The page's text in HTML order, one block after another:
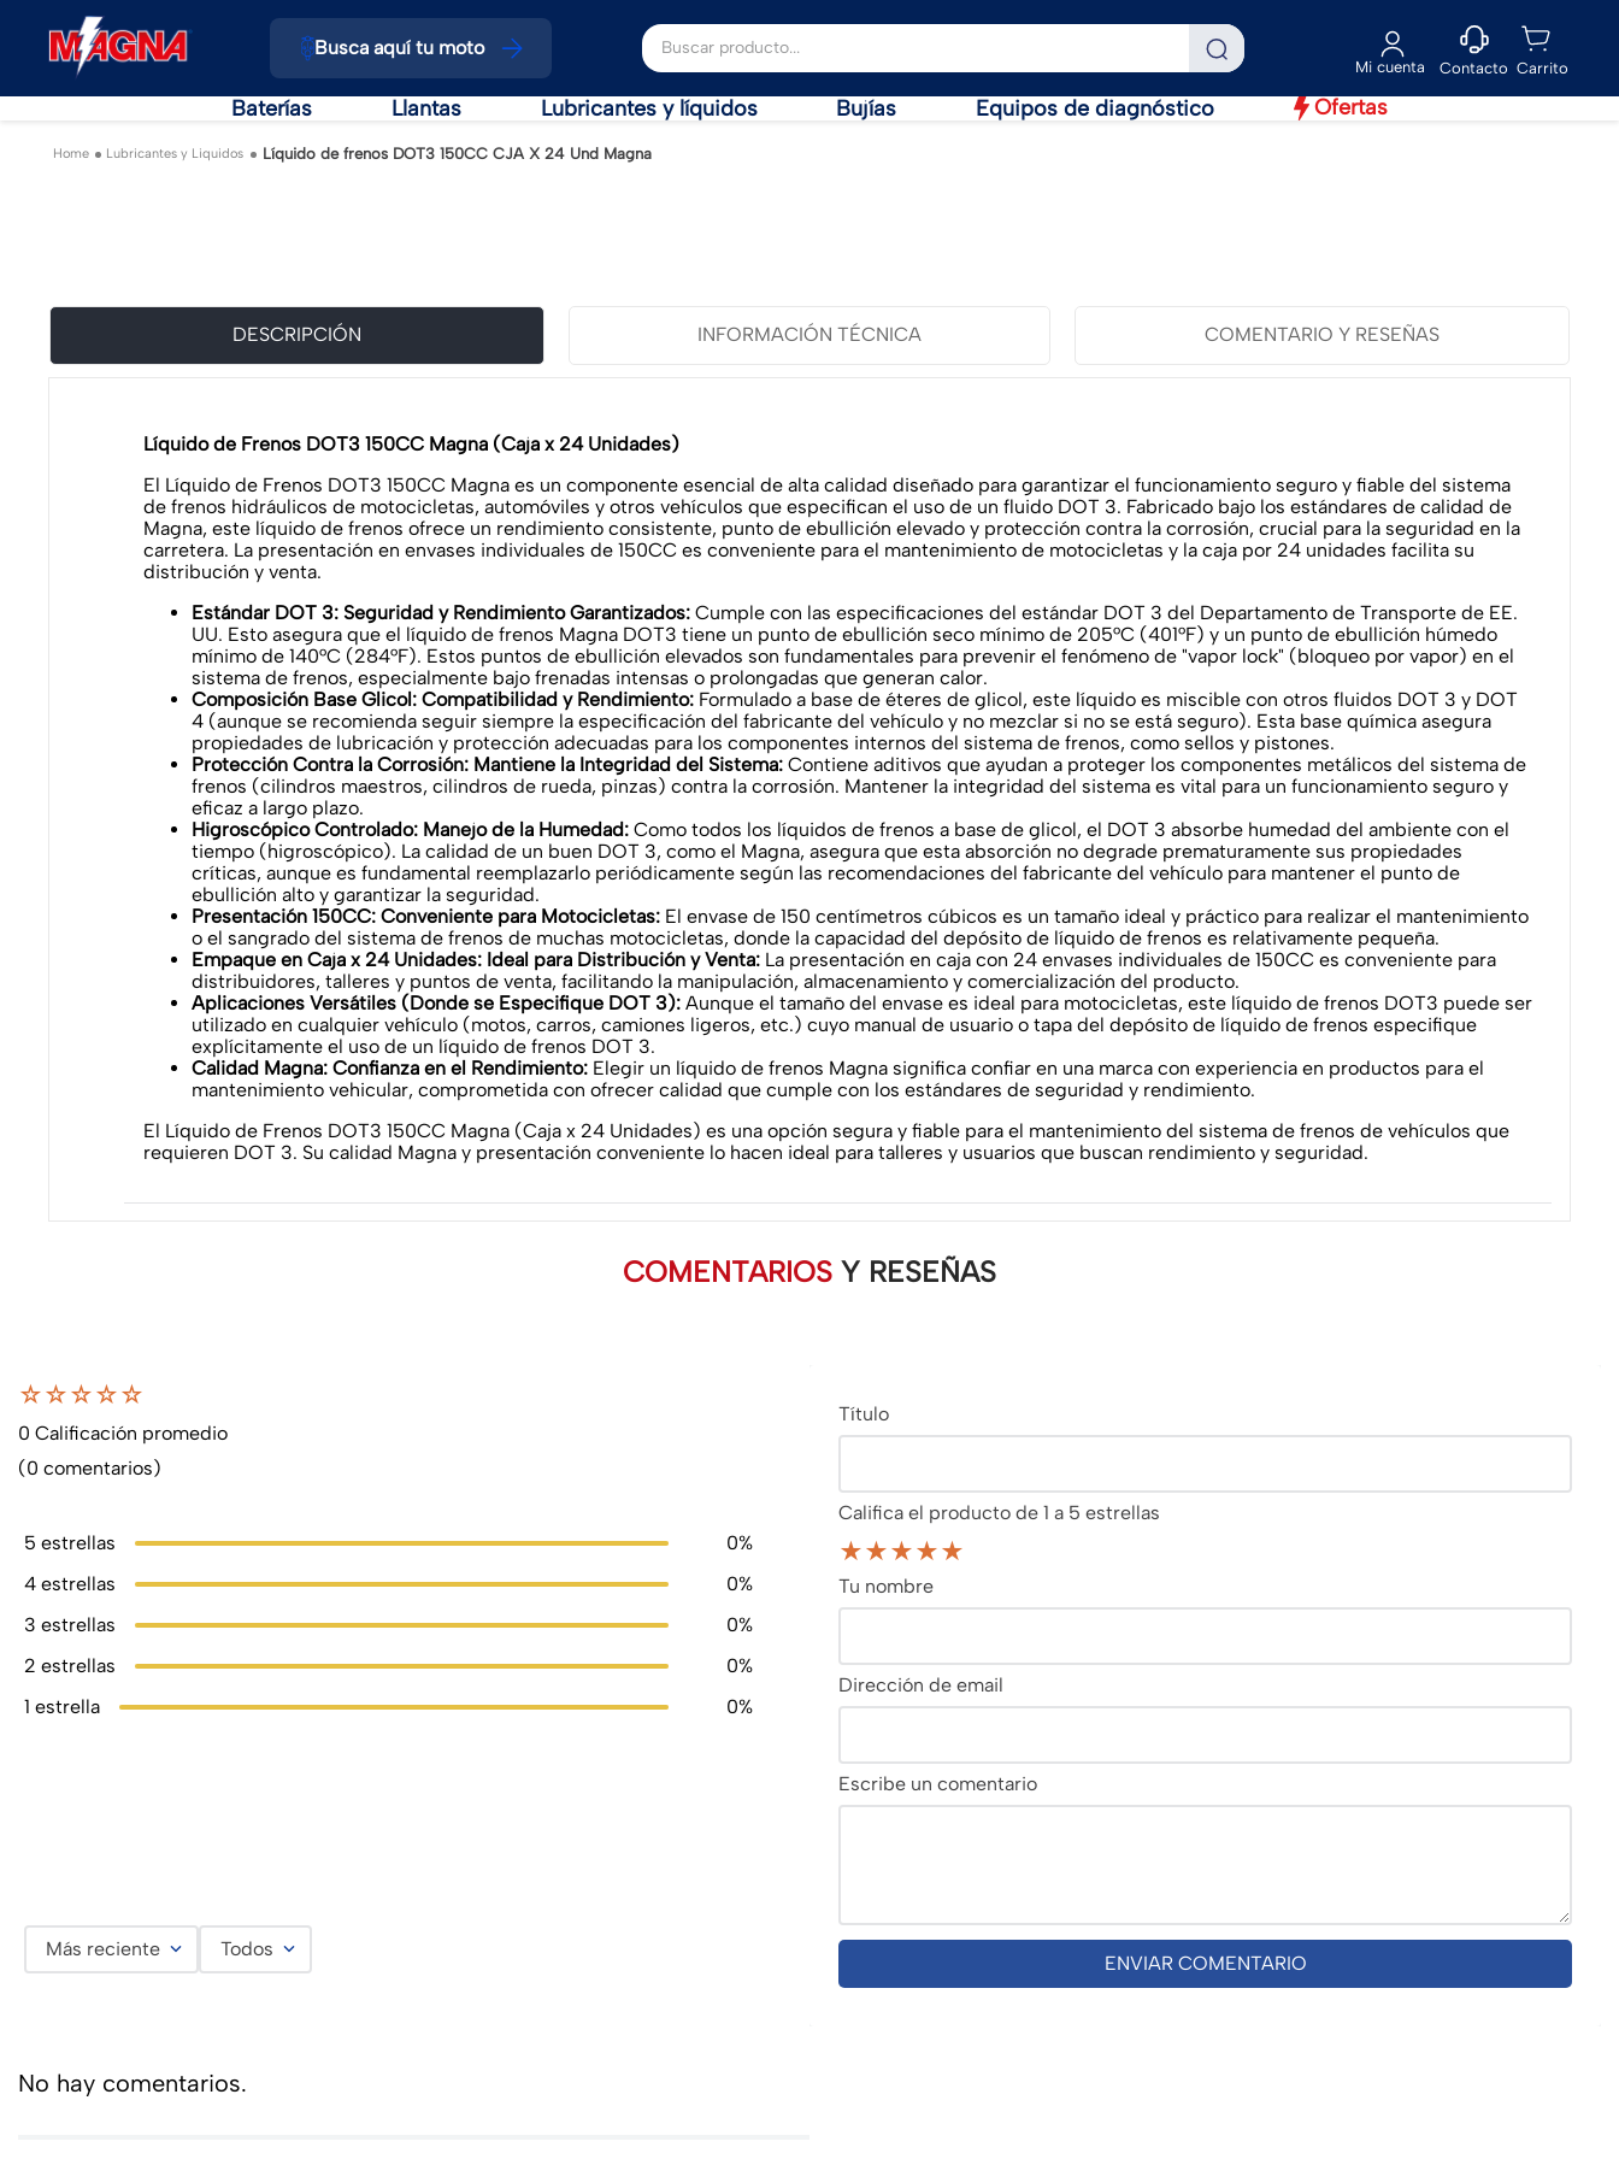
Busca aquí tu moto
Buscar producto...
Contacto
Baterías Llantas Lubricantes y líquidos Bujías Equipos de diagnóstico Ofertas
Lubricantes y Liquidos Líquido de frenos DOT3 150CC CJA X 24 Und Magna
DESCRIPCIÓN INFORMACIÓN TÉCNICA COMENTARIO Y RESEÑAS
Líquido de Frenos DOT3 150CC Magna (Caja x 24 Unidades)
El Líquido de Frenos DOT3 150CC Magna es un componente esencial de alta calidad diseñado para garantizar el funcionamiento seguro y fiable del sistema
de frenos hidráulicos de motocicletas, automóviles y otros vehículos que especifican el uso de un fluido DOT 3. Fabricado bajo los estándares de calidad de
Magna, este líquido de frenos ofrece un rendimiento consistente, punto de ebullición elevado y protección contra la corrosión, crucial para la seguridad en la
carretera. La presentación en envases individuales de 150CC es conveniente para el mantenimiento de motocicletas y la caja por 24 unidades facilita su
distribución y venta.
Estándar DOT 3: Seguridad y Rendimiento Garantizados: Cumple con las especificaciones del estándar DOT 3 del Departamento de Transporte de EE.
UU. Esto asegura que el líquido de frenos Magna DOT3 tiene un punto de ebullición seco mínimo de 205°C (401°F) y un punto de ebullición húmedo
mínimo de 140°C (284°F). Estos puntos de ebullición elevados son fundamentales para prevenir el fenómeno de "vapor lock" (bloqueo por vapor) en el
sistema de frenos, especialmente bajo frenadas intensas o prolongadas que generan calor.
Composición Base Glicol: Compatibilidad y Rendimiento: Formulado a base de éteres de glicol, este líquido es miscible con otros fluidos DOT 3 y DOT
4 (aunque se recomienda seguir siempre la especificación del fabricante del vehículo y no mezclar si no se está seguro). Esta base química asegura
propiedades de lubricación y protección adecuadas para los componentes internos del sistema de frenos, como sellos y pistones.
Protección Contra la Corrosión: Mantiene la Integridad del Sistema: Contiene aditivos que ayudan a proteger los componentes metálicos del sistema de
frenos (cilindros maestros, cilindros de rueda, pinzas) contra la corrosión. Mantener la integridad del sistema es vital para un funcionamiento seguro y
eficaz a largo plazo.
Higroscópico Controlado: Manejo de la Humedad: Como todos los líquidos de frenos a base de glicol, el DOT 3 absorbe humedad del ambiente con el
tiempo (higroscópico). La calidad de un buen DOT 3, como el Magna, asegura que esta absorción no degrade prematuramente sus propiedades
críticas, aunque es fundamental reemplazarlo periódicamente según las recomendaciones del fabricante del vehículo para mantener el punto de
ebullición alto y garantizar la seguridad.
Presentación 150CC: Conveniente para Motocicletas: El envase de 150 centímetros cúbicos es un tamaño ideal y práctico para realizar el mantenimiento
o el sangrado del sistema de frenos de muchas motocicletas, donde la capacidad del depósito de líquido de frenos es relativamente pequeña.
Empaque en Caja x 24 Unidades: Ideal para Distribución y Venta: La presentación en caja con 24 envases individuales de 150CC es conveniente para
distribuidores, talleres y puntos de venta, facilitando la manipulación, almacenamiento y comercialización del producto.
Aplicaciones Versátiles (Donde se Especifique DOT 3): Aunque el tamaño del envase es ideal para motocicletas, este líquido de frenos DOT3 puede ser
utilizado en cualquier vehículo (motos, carros, camiones ligeros, etc.) cuyo manual de usuario o tapa del depósito de líquido de frenos especifique
explícitamente el uso de un líquido de frenos DOT 3.
Calidad Magna: Confianza en el Rendimiento: Elegir un líquido de frenos Magna significa confiar en una marca con experiencia en productos para el
mantenimiento vehicular, comprometida con ofrecer calidad que cumple con los estándares de seguridad y rendimiento.
El Líquido de Frenos DOT3 150CC Magna (Caja x 24 Unidades) es una opción segura y fiable para el mantenimiento del sistema de frenos de vehículos que
requieren DOT 3. Su calidad Magna y presentación conveniente lo hacen ideal para talleres y usuarios que buscan rendimiento y seguridad.
COMENTARIOS Y RESEÑAS
☆☆☆☆☆
0 Calificación promedio
(0 comentarios)
5 estrellas
0%
4 estrellas
0%
3 estrellas
0%
2 estrellas
0%
1 estrella
0%
Título
Califica el producto de 1 a 5 estrellas
★★★★★
Tu nombre
Dirección de email
Escribe un comentario
ENVIAR COMENTARIO
Más reciente Todos
No hay comentarios.